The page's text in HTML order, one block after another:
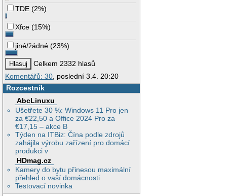
TDE (2%)
Xfce (15%)
jiné/žádné (23%)
Celkem 2332 hlasů
Komentářů: 30, poslední 3.4. 20:20
Rozcestník
AbcLinuxu
Ušetřete 30 %: Windows 11 Pro jen
za €22,50 a Office 2024 Pro za
€17,15 – akce B
Týden na ITBiz: Čína podle zdrojů
zahájila výrobu zařízení pro domácí
produkci v
HDmag.cz
Kamery do bytu přinesou maximální
přehled o vaší domácnosti
Testovací novinka